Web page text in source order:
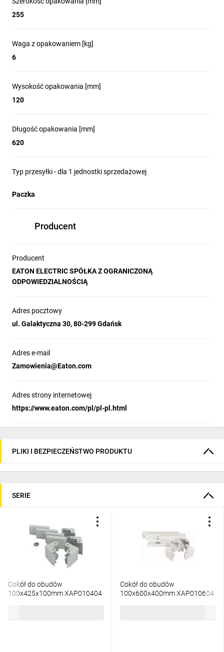
255
Waga z opakowaniem [kg]
6
Wysokość opakowania [mm]
120
Długość opakowania [mm]
620
Typ przesyłki - dla 1 jednostki sprzedażowej
Paczka
Producent
Producent
EATON ELECTRIC SPÓŁKA Z OGRANICZONĄ
ODPOWIEDZIALNOŚCIĄ
Adres pocztowy
ul. Galaktyczna 30, 80-299 Gdańsk
Adres e-mail
Zamowienia@Eaton.com
Adres strony internetowej
https://www.eaton.com/pl/pl-pl.html
PLIKI I BEZPIECZEŃSTWO PRODUKTU
SERIE
Cokół do obudów
100x425x100mm XAP010404
Cokół do obudów
100x600x400mm XAP010604